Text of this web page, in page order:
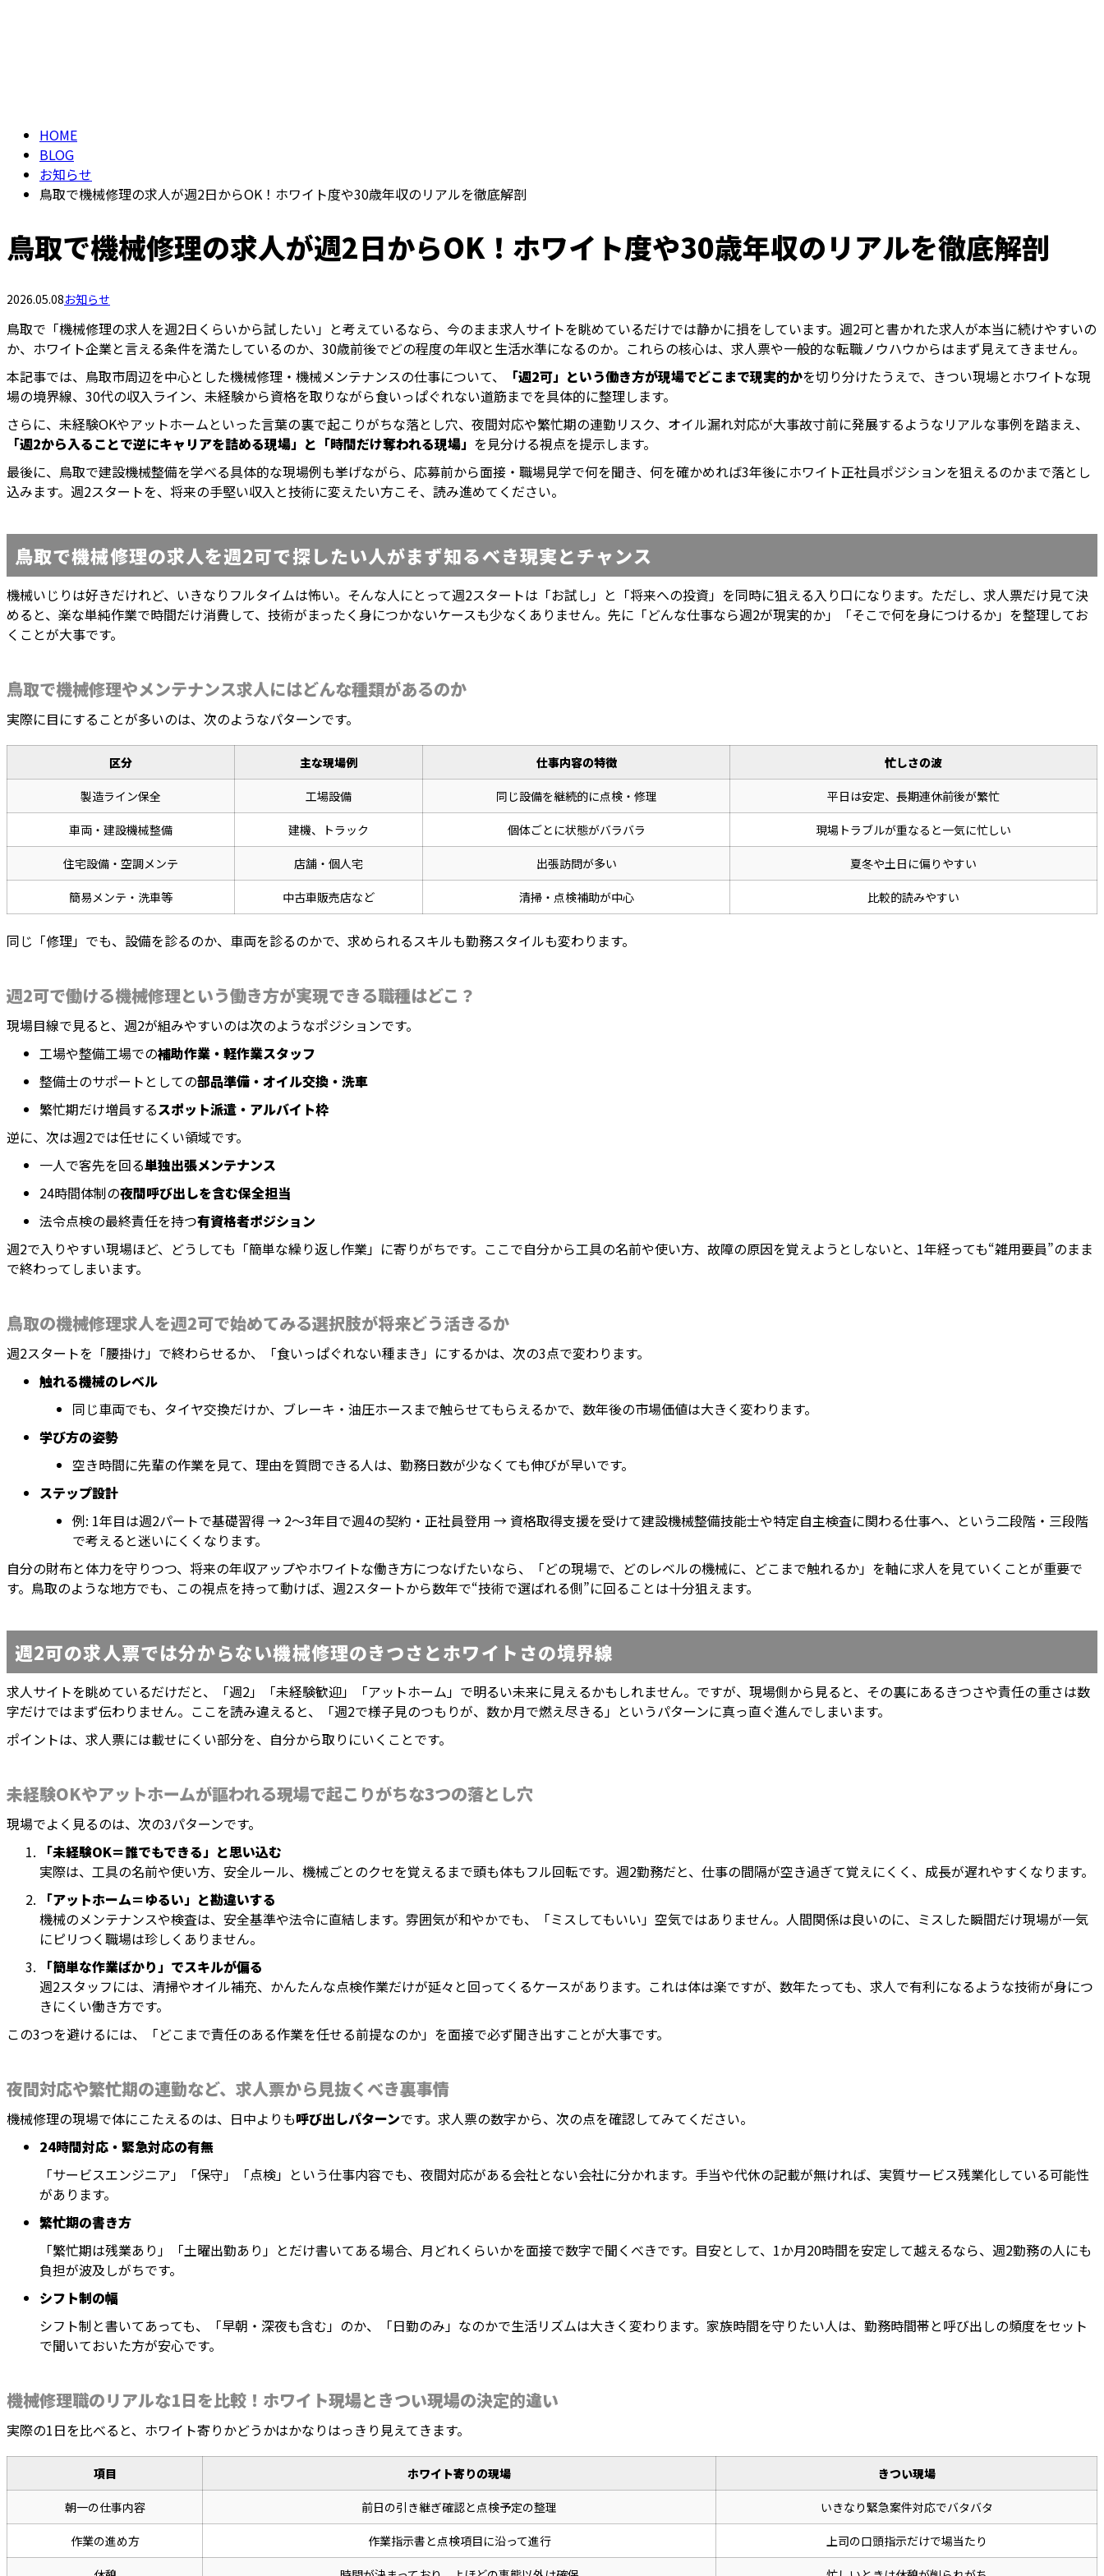
HOME
BLOG
お知らせ
鳥取で機械修理の求人が週2日からOK！ホワイト度や30歳年収のリアルを徹底解剖
鳥取で機械修理の求人が週2日からOK！ホワイト度や30歳年収のリアルを徹底解剖
2026.05.08お知らせ
鳥取で「機械修理の求人を週2日くらいから試したい」と考えているなら、今のまま求人サイトを眺めているだけでは静かに損をしています。週2可と書かれた求人が本当に続けやすいの
か、ホワイト企業と言える条件を満たしているのか、30歳前後でどの程度の年収と生活水準になるのか。これらの核心は、求人票や一般的な転職ノウハウからはまず見えてきません。
本記事では、鳥取市周辺を中心とした機械修理・機械メンテナンスの仕事について、
「週2可」という働き方が現場でどこまで現実的かを切り分けたうえで、きつい現場とホワイトな現
場の境界線、30代の収入ライン、未経験から資格を取りながら食いっぱぐれない道筋までを具体的に整理します。
さらに、未経験OKやアットホームといった言葉の裏で起こりがちな落とし穴、夜間対応や繁忙期の連勤リスク、オイル漏れ対応が大事故寸前に発展するようなリアルな事例を踏まえ、
「週2から入ることで逆にキャリアを詰める現場」と「時間だけ奪われる現場」 を見分ける視点を提示します。
最後に、鳥取で建設機械整備を学べる具体的な現場例も挙げながら、応募前から面接・職場見学で何を聞き、何を確かめれば3年後にホワイト正社員ポジションを狙えるのかまで落とし
込みます。週2スタートを、将来の手堅い収入と技術に変えたい方こそ、読み進めてください。
鳥取で機械修理の求人を週2可で探したい人がまず知るべき現実とチャンス
機械いじりは好きだけれど、いきなりフルタイムは怖い。そんな人にとって週2スタートは「お試し」と「将来への投資」を同時に狙える入り口になります。ただし、求人票だけ見て決
めると、楽な単純作業で時間だけ消費して、技術がまったく身につかないケースも少なくありません。先に「どんな仕事なら週2が現実的か」「そこで何を身につけるか」を整理してお
くことが大事です。
鳥取で機械修理やメンテナンス求人にはどんな種類があるのか
実際に目にすることが多いのは、次のようなパターンです。
区分 主な現場例 仕事内容の特徴 忙しさの波
製造ライン保全 工場設備 同じ設備を継続的に点検・修理 平日は安定、長期連休前後が繁忙
車両・建設機械整備 建機、トラック 個体ごとに状態がバラバラ 現場トラブルが重なると一気に忙しい
住宅設備・空調メンテ 店舗・個人宅 出張訪問が多い 夏冬や土日に偏りやすい
簡易メンテ・洗車等 中古車販売店など 清掃・点検補助が中心 比較的読みやすい
同じ「修理」でも、設備を診るのか、車両を診るのかで、求められるスキルも勤務スタイルも変わります。
週2可で働ける機械修理という働き方が実現できる職種はどこ？
現場目線で見ると、週2が組みやすいのは次のようなポジションです。
工場や整備工場での補助作業・軽作業スタッフ
整備士のサポートとしての部品準備・オイル交換・洗車
繁忙期だけ増員するスポット派遣・アルバイト枠
逆に、次は週2では任せにくい領域です。
一人で客先を回る単独出張メンテナンス
24時間体制の夜間呼び出しを含む保全担当
法令点検の最終責任を持つ有資格者ポジション
週2で入りやすい現場ほど、どうしても「簡単な繰り返し作業」に寄りがちです。ここで自分から工具の名前や使い方、故障の原因を覚えようとしないと、1年経っても“雑用要員”のまま
で終わってしまいます。
鳥取の機械修理求人を週2可で始めてみる選択肢が将来どう活きるか
週2スタートを「腰掛け」で終わらせるか、「食いっぱぐれない種まき」にするかは、次の3点で変わります。
触れる機械のレベル
同じ車両でも、タイヤ交換だけか、ブレーキ・油圧ホースまで触らせてもらえるかで、数年後の市場価値は大きく変わります。
学び方の姿勢
空き時間に先輩の作業を見て、理由を質問できる人は、勤務日数が少なくても伸びが早いです。
ステップ設計
例: 1年目は週2パートで基礎習得 → 2〜3年目で週4の契約・正社員登用 → 資格取得支援を受けて建設機械整備技能士や特定自主検査に関わる仕事へ、という二段階・三段階
で考えると迷いにくくなります。
自分の財布と体力を守りつつ、将来の年収アップやホワイトな働き方につなげたいなら、「どの現場で、どのレベルの機械に、どこまで触れるか」を軸に求人を見ていくことが重要で
す。鳥取のような地方でも、この視点を持って動けば、週2スタートから数年で“技術で選ばれる側”に回ることは十分狙えます。
週2可の求人票では分からない機械修理のきつさとホワイトさの境界線
求人サイトを眺めているだけだと、「週2」「未経験歓迎」「アットホーム」で明るい未来に見えるかもしれません。ですが、現場側から見ると、その裏にあるきつさや責任の重さは数
字だけではまず伝わりません。ここを読み違えると、「週2で様子見のつもりが、数か月で燃え尽きる」というパターンに真っ直ぐ進んでしまいます。
ポイントは、求人票には載せにくい部分を、自分から取りにいくことです。
未経験OKやアットホームが謳われる現場で起こりがちな3つの落とし穴
現場でよく見るのは、次の3パターンです。
「未経験OK＝誰でもできる」と思い込む
実際は、工具の名前や使い方、安全ルール、機械ごとのクセを覚えるまで頭も体もフル回転です。週2勤務だと、仕事の間隔が空き過ぎて覚えにくく、成長が遅れやすくなります。
「アットホーム＝ゆるい」と勘違いする
機械のメンテナンスや検査は、安全基準や法令に直結します。雰囲気が和やかでも、「ミスしてもいい」空気ではありません。人間関係は良いのに、ミスした瞬間だけ現場が一気
にピリつく職場は珍しくありません。
「簡単な作業ばかり」でスキルが偏る
週2スタッフには、清掃やオイル補充、かんたんな点検作業だけが延々と回ってくるケースがあります。これは体は楽ですが、数年たっても、求人で有利になるような技術が身につ
きにくい働き方です。
この3つを避けるには、「どこまで責任のある作業を任せる前提なのか」を面接で必ず聞き出すことが大事です。
夜間対応や繁忙期の連勤など、求人票から見抜くべき裏事情
機械修理の現場で体にこたえるのは、日中よりも呼び出しパターンです。求人票の数字から、次の点を確認してみてください。
24時間対応・緊急対応の有無
「サービスエンジニア」「保守」「点検」という仕事内容でも、夜間対応がある会社とない会社に分かれます。手当や代休の記載が無ければ、実質サービス残業化している可能性
があります。
繁忙期の書き方
「繁忙期は残業あり」「土曜出勤あり」とだけ書いてある場合、月どれくらいかを面接で数字で聞くべきです。目安として、1か月20時間を安定して越えるなら、週2勤務の人にも
負担が波及しがちです。
シフト制の幅
シフト制と書いてあっても、「早朝・深夜も含む」のか、「日勤のみ」なのかで生活リズムは大きく変わります。家族時間を守りたい人は、勤務時間帯と呼び出しの頻度をセット
で聞いておいた方が安心です。
機械修理職のリアルな1日を比較！ホワイト現場ときつい現場の決定的違い
実際の1日を比べると、ホワイト寄りかどうかはかなりはっきり見えてきます。
項目 ホワイト寄りの現場 きつい現場
朝一の仕事内容 前日の引き継ぎ確認と点検予定の整理 いきなり緊急案件対応でバタバタ
作業の進め方 作業指示書と点検項目に沿って進行 上司の口頭指示だけで場当たり